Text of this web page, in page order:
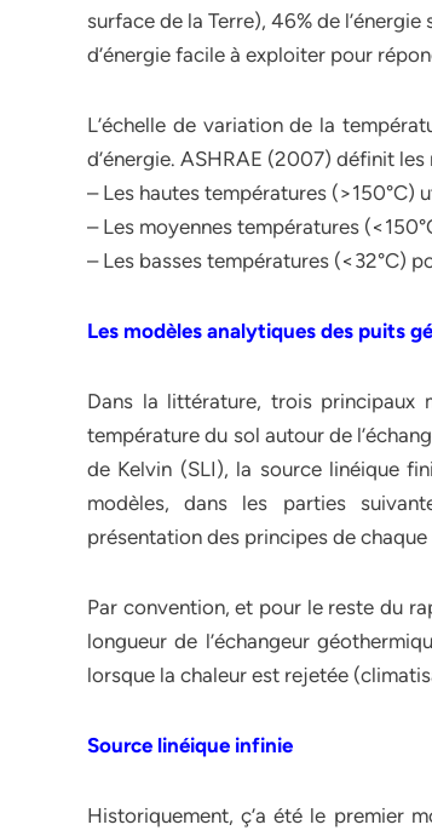
surface de la Terre), 46% de
d’énergie facile à exploiter pour
L’échelle de variation de la
d’énergie. ASHRAE (2007) définit
– Les hautes températures (>150°C)
– Les moyennes températures
– Les basses températures (<32°C)
Les modèles analytiques des puits
Dans la littérature, trois principaux
température du sol autour de
de Kelvin (SLI), la source linéique
modèles, dans les parties
présentation des principes de
Par convention, et pour le reste du
longueur de l’échangeur
lorsque la chaleur est rejetée
Source linéique infinie
Historiquement, ç’a été le premier